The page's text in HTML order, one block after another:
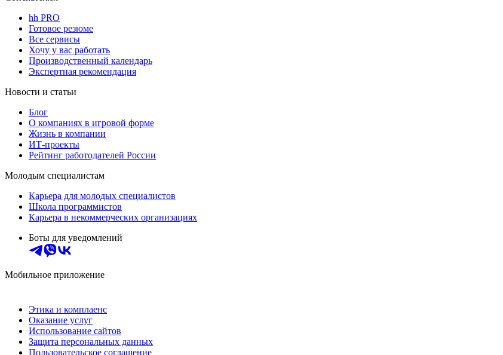
hh PRO
Готовое резюме
Все сервисы
Хочу у вас работать
Производственный календарь
Экспертная рекомендация
Новости и статьи
Блог
О компаниях в игровой форме
Жизнь в компании
ИТ-проекты
Рейтинг работодателей России
Молодым специалистам
Карьера для молодых специалистов
Школа программистов
Карьера в некоммерческих организациях
Боты для уведомлений
Мобильное приложение
Этика и комплаенс
Оказание услуг
Использование сайтов
Защита персональных данных
Пользовательское соглашение